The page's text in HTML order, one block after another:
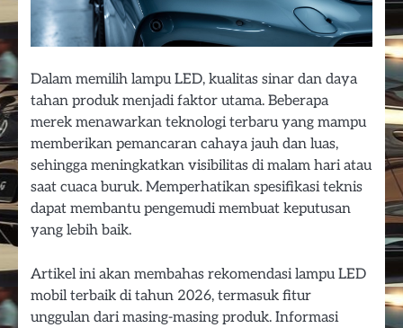
Dalam memilih lampu LED, kualitas sinar dan daya
tahan produk menjadi faktor utama. Beberapa
merek menawarkan teknologi terbaru yang mampu
memberikan pemancaran cahaya jauh dan luas,
sehingga meningkatkan visibilitas di malam hari atau
saat cuaca buruk. Memperhatikan spesifikasi teknis
dapat membantu pengemudi membuat keputusan
yang lebih baik.
Artikel ini akan membahas rekomendasi lampu LED
mobil terbaik di tahun 2026, termasuk fitur
unggulan dari masing-masing produk. Informasi